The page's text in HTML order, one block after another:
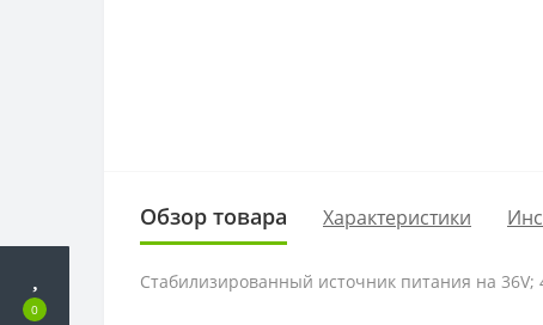
0
Обзор товара Характеристики
Стабилизированный источник питания на 36V;